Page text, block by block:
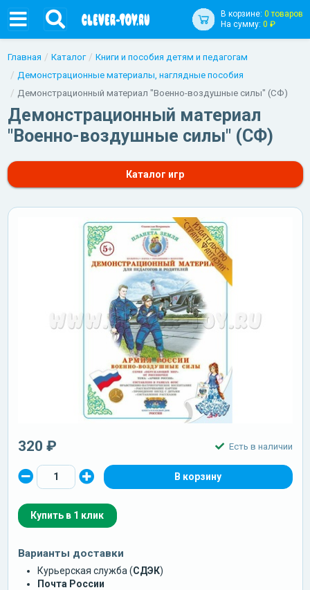
В корзине: 0 товаров
На сумму: 0 ₽
Главная Каталог
Книги и пособия детям и педагогам
Демонстрационные материалы, наглядные пособия
Демонстрационный материал "Военно-воздушные силы" (СФ)
Демонстрационный материал
"Военно-воздушные силы" (СФ)
Каталог игр
320 ₽ Есть в наличии
Купить в 1 клик
Варианты доставки
Курьерская служба (СДЭК)
Почта России